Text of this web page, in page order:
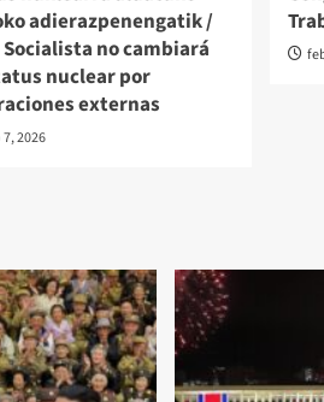
adierazpenengatik /
Socialista no cambiará
nuclear por
externas
2026